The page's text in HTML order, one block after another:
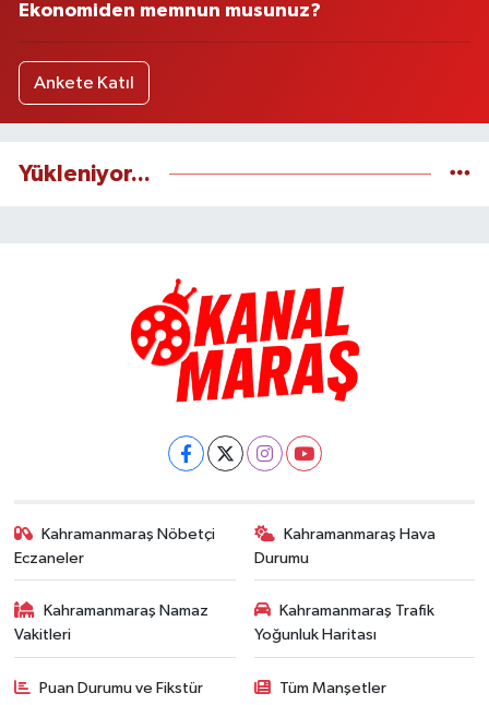
Ekonomiden memnun musunuz?
Ankete Katıl
Yükleniyor...
Kahramanmaraş Nöbetçi
Eczaneler
Kahramanmaraş Hava
Durumu
Kahramanmaraş Namaz
Vakitleri
Kahramanmaraş Trafik
Yoğunluk Haritası
Puan Durumu ve Fikstür Tüm Manşetler